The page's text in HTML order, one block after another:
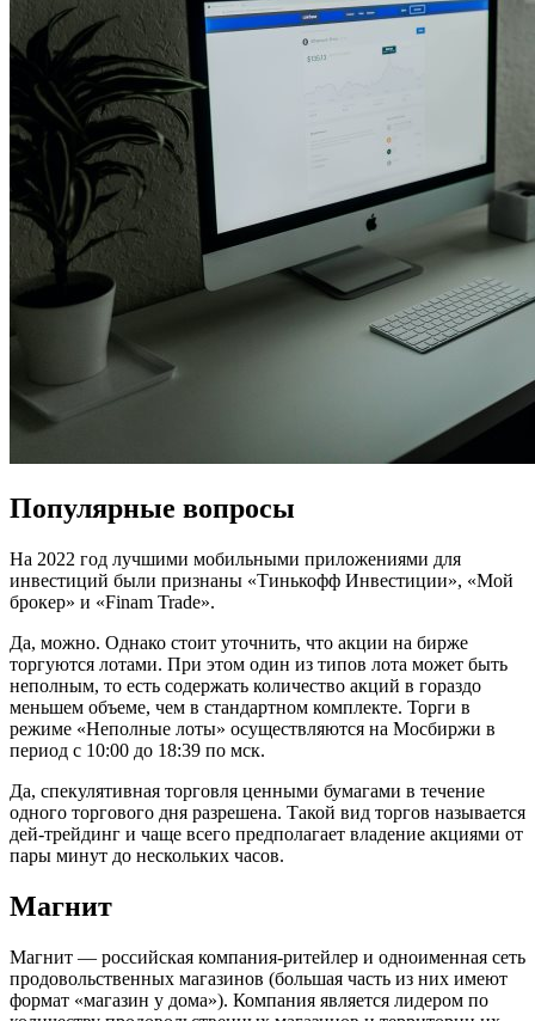
Популярные вопросы
На 2022 год лучшими мобильными приложениями для
инвестиций были признаны «Тинькофф Инвестиции», «Мой
брокер» и «Finam Trade».
Да, можно. Однако стоит уточнить, что акции на бирже
торгуются лотами. При этом один из типов лота может быть
неполным, то есть содержать количество акций в гораздо
меньшем объеме, чем в стандартном комплекте. Торги в
режиме «Неполные лоты» осуществляются на Мосбиржи в
период с 10:00 до 18:39 по мск.
Да, спекулятивная торговля ценными бумагами в течение
одного торгового дня разрешена. Такой вид торгов называется
дей-трейдинг и чаще всего предполагает владение акциями от
пары минут до нескольких часов.
Магнит
Магнит — российская компания-ритейлер и одноименная сеть
продовольственных магазинов (большая часть из них имеют
формат «магазин у дома»). Компания является лидером по